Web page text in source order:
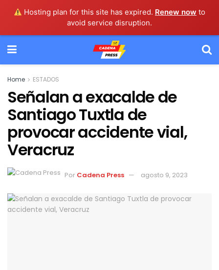
Hosting plan for this site has expired. Renew now to
avoid service disruption.
Home ESTADOS
Señalan a exacalde de
Santiago Tuxtla de
provocar accidente vial,
Veracruz
Por Cadena Press agosto 9, 2023